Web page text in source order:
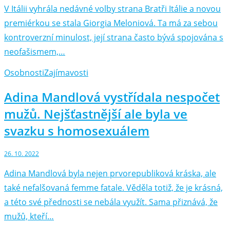
V Itálii vyhrála nedávné volby strana Bratři Itálie a novou
premiérkou se stala Giorgia Meloniová. Ta má za sebou
kontroverzní minulost, její strana často bývá spojována s
neofašismem,…
OsobnostiZajímavosti
Adina Mandlová vystřídala nespočet
mužů. Nejšťastnější ale byla ve
svazku s homosexuálem
26. 10. 2022
Adina Mandlová byla nejen prvorepubliková kráska, ale
také nefalšovaná femme fatale. Věděla totiž, že je krásná,
a této své přednosti se nebála využít. Sama přiznává, že
mužů, kteří…